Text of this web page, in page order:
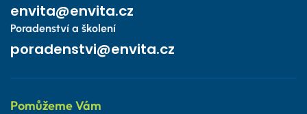
envita@envita.cz
Poradenství a školení
poradenstvi@envita.cz
Pomůžeme Vám